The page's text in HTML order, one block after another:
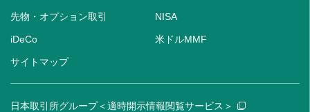
先物・オプション取引 NISA
iDeCo 米ドルMMF
サイトマップ
日本取引所グループ＜適時開示情報閲覧サービス＞